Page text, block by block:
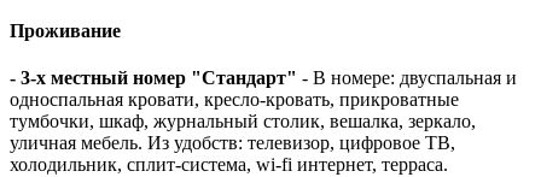
Проживание
- 3-х местный номер "Стандарт" - В номере: двуспальная и
односпальная кровати, кресло-кровать, прикроватные
тумбочки, шкаф, журнальный столик, вешалка, зеркало,
уличная мебель. Из удобств: телевизор, цифровое ТВ,
холодильник, сплит-система, wi-fi интернет, терраса.